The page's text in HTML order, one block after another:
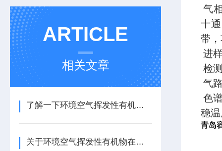
ARTICLE
相关文章
了解一下环境空气挥发性有机物在线监测的结构组成吧
关于环境空气挥发性有机物在线监测的特点了解一下吧
气
十
带
进
检
气
色
稳
青岛